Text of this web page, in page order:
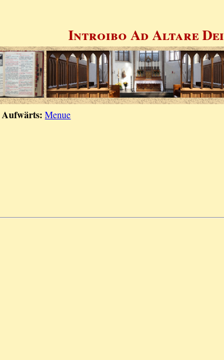
Introibo Ad Altare Dei
Aufwärts: Menue